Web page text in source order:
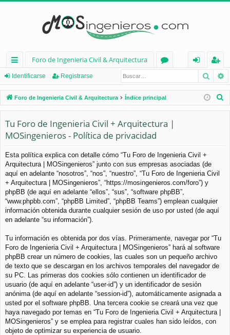
nl
ac
es
rá
pi
d
os
Foro de Ingenieria Civil & Arquitectura
os
nt
ifi
e
eg
ist
ra
Identificarse Registrarse
Foro de Ingenieria Civil & Arquitectura Índice principal
Tu Foro de Ingenieria Civil + Arquitectura |
MOSingenieros - Política de privacidad
Esta política explica con detalle cómo “Tu Foro de Ingenieria Civil +
Arquitectura | MOSingenieros” junto con sus empresas asociadas (de
aquí en adelante “nosotros”, “nos”, “nuestro”, “Tu Foro de Ingenieria Civil
+ Arquitectura | MOSingenieros”, “https://mosingenieros.com/foro”) y
phpBB (de aquí en adelante “ellos”, “sus”, “software phpBB”,
“www.phpbb.com”, “phpBB Limited”, “phpBB Teams”) emplean cualquier
información obtenida durante cualquier sesión de uso por usted (de aquí
en adelante “su información”).
Tu información es obtenida por dos vías. Primeramente, navegar por “Tu
Foro de Ingenieria Civil + Arquitectura | MOSingenieros” hará al software
phpBB crear un número de cookies, las cuales son un pequeño archivo
de texto que se descargan en los archivos temporales del navegador de
su PC. Las primeras dos cookies sólo contienen un identificador de
usuario (de aquí en adelante “user-id”) y un identificador de sesión
anónima (de aquí en adelante “session-id”), automáticamente asignada a
usted por el software phpBB. Una tercera cookie se creará una vez que
haya navegado por temas en “Tu Foro de Ingenieria Civil + Arquitectura |
MOSingenieros” y se emplea para registrar cuales han sido leídos, con
objeto de optimizar su experiencia de usuario.